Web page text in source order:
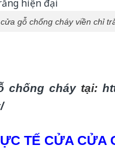
gỗ chống cháy viền chỉ
chống cháy tại:
TẾ CỬA CỬA